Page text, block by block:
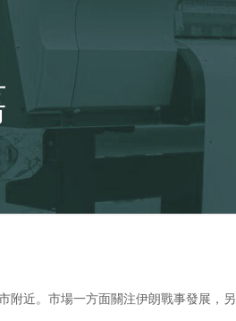
附近。市場一方面關注伊朗戰事發展，另